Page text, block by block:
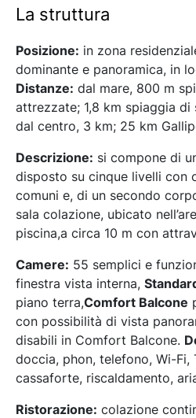
La struttura
Posizione: in zona
dominante e panoramica, in
Distanze: dal mare, 800 m
attrezzate; 1,8 km spiaggia di
dal centro, 3 km; 25 km
Descrizione: si compone di
disposto su cinque livelli con
comuni e, di un secondo
sala colazione, ubicato
piscina,a circa 10 m con
Camere: 55 semplici e
finestra vista interna,
piano terra,Comfort Balcone
con possibilità di vista
disabili in Comfort Balcone.
doccia, phon, telefono, Wi-Fi,
cassaforte, riscaldamento,
Ristorazione: colazione